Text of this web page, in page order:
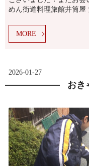
めん街道料理旅館井筒屋
MORE
2026-01-27
おき